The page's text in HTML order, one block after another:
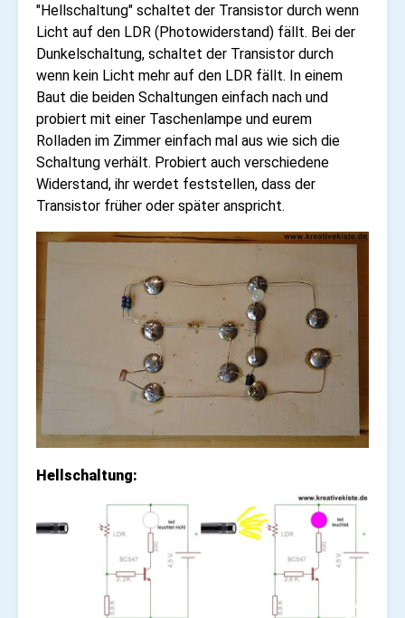
"Hellschaltung" schaltet der Transistor durch wenn
Licht auf den LDR (Photowiderstand) fällt. Bei der
Dunkelschaltung, schaltet der Transistor durch
wenn kein Licht mehr auf den LDR fällt. In einem
Baut die beiden Schaltungen einfach nach und
probiert mit einer Taschenlampe und eurem
Rolladen im Zimmer einfach mal aus wie sich die
Schaltung verhält. Probiert auch verschiedene
Widerstand, ihr werdet feststellen, dass der
Transistor früher oder später anspricht.
Hellschaltung: